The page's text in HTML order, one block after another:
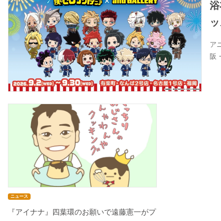
ア
阪
ニュース
『アイナナ』四葉環のお願いで遠藤憲一がプ